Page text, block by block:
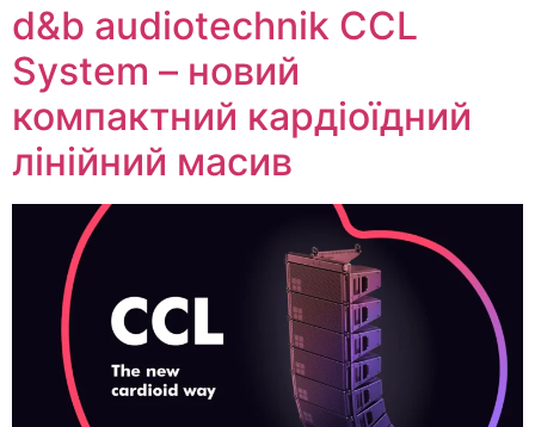
d&b audiotechnik CCL
System – новий
компактний кардіоїдний
лінійний масив